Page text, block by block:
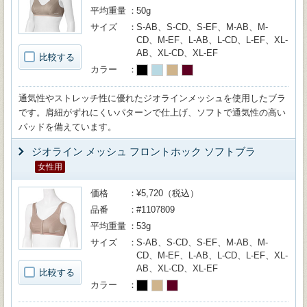
比較する
平均重量
50g
サイズ
S-AB、S-CD、S-EF、M-AB、M-
CD、M-EF、L-AB、L-CD、L-EF、XL-
AB、XL-CD、XL-EF
カラー
通気性やストレッチ性に優れたジオラインメッシュを使用したブラ
です。肩紐がずれにくいパターンで仕上げ、ソフトで通気性の高い
パッドを備えています。
ジオライン メッシュ フロントホック ソフトブラ
女性用
比較する
価格
¥5,720（税込）
品番
#1107809
平均重量
53g
サイズ
S-AB、S-CD、S-EF、M-AB、M-
CD、M-EF、L-AB、L-CD、L-EF、XL-
AB、XL-CD、XL-EF
カラー